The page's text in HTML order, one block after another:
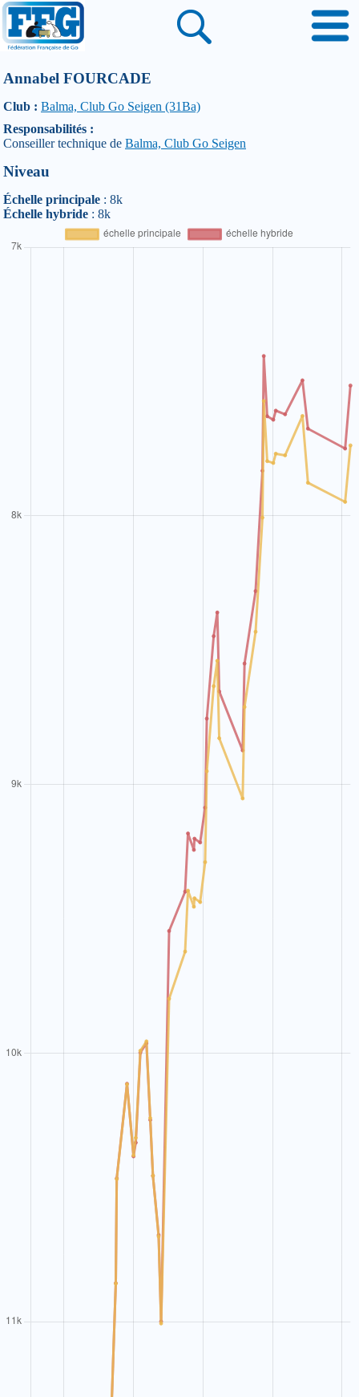
Annabel FOURCADE
Club : Balma, Club Go Seigen (31Ba)
Responsabilités :
Conseiller technique de Balma, Club Go Seigen
Niveau
Échelle principale : 8k
Échelle hybride : 8k